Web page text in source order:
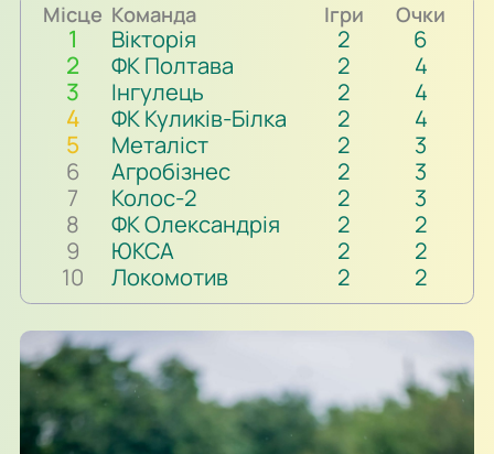
Місце Команда Ігри Очки
1 Вікторія 2
6
2
ФК Полтава 2
4
3
Інгулець 2
4
4
ФК Куликів-Білка 2
4
5
Металіст 2
3
6
Агробізнес 2
3
7
Колос-2 2
3
8
ФК Олександрія 2
2
9
ЮКСА 2
2
10
Локомотив 2 2